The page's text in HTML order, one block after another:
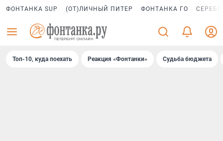
ФОНТАНКА SUP (ОТ)ЛИЧНЫЙ ПИТЕР ФОНТАНКА ГО
Топ-10, куда поехать Реакция «Фонтанки» Судьба бюджета